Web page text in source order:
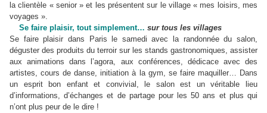
la clientèle « senior » et les présentent sur le village « mes loisirs, mes
voyages ».
Se faire plaisir, tout simplement… sur tous les villages
Se faire plaisir dans Paris le samedi avec la randonnée du salon,
déguster des produits du terroir sur les stands gastronomiques, assister
aux animations dans l’agora, aux conférences, dédicace avec des
artistes, cours de danse, initiation à la gym, se faire maquiller… Dans
un esprit bon enfant et convivial, le salon est un véritable lieu
d’informations, d’échanges et de partage pour les 50 ans et plus qui
n’ont plus peur de le dire !